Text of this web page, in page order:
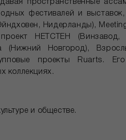
пространственные
фестивалей и выставок,
Нидерланды),
НЕТСТЕН (Винзавод,
(Нижний Новгород),
проекты Ruarts.
коллекциях.
и обществе.